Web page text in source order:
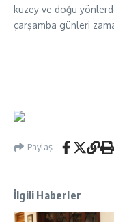
kuzey ve doğu
çarşamba günleri
Paylaş
İlgili Haberler